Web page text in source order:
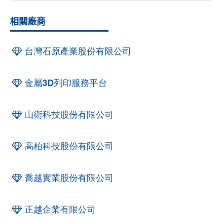
相關廠商
台灣石原產業股份有限公司
金屬3D列印服務平台
山衛科技股份有限公司
高柏科技股份有限公司
喬越實業股份有限公司
正越企業有限公司